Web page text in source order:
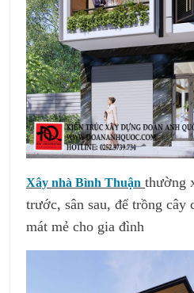
Xây nhà Bình Thuận thường
trước, sân sau, để trồng cây
mát mẻ cho gia đình